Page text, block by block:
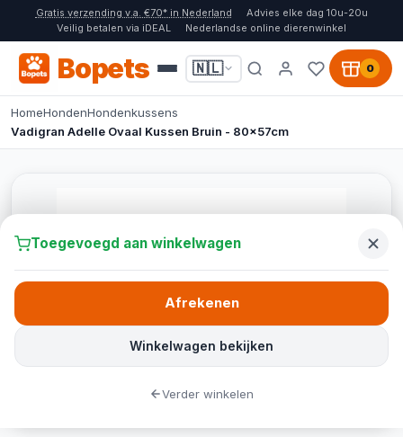
Gratis verzending v.a. €70* in Nederland
Advies elke dag 10u-20u
Veilig betalen via iDEAL
Nederlandse online dierenwinkel
Bopets 🇳🇱 0
HomeHondenHondenkussens
Vadigran Adelle Ovaal Kussen Bruin - 80x57cm
Toegevoegd aan winkelwagen
Winkelwagen bekijken
Afrekenen
Verder winkelen